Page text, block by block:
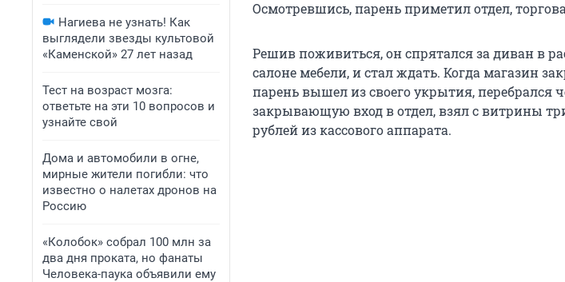
Нагиева не узнать! Как
выглядели звезды культовой
«Каменской» 27 лет назад
Тест на возраст мозга:
ответьте на эти 10 вопросов и
узнайте свой
Дома и автомобили в огне,
мирные жители погибли: что
известно о налетах дронов на
Россию
«Колобок» собрал 100 млн за
два дня проката, но фанаты
Человека-паука объявили ему
Осмотревшись, парень приметил отдел,
Решив поживиться, он спрятался за диван в
салоне мебели, и стал ждать. Когда магазин
парень вышел из своего укрытия, перебрался
закрывающую вход в отдел, взял с витрины
рублей из кассового аппарата.